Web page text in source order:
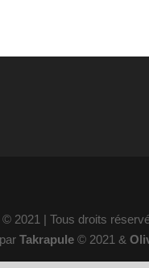
© 2021 | Tous droits
Takrapule© 2021 &